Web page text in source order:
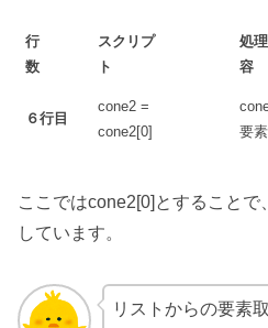
行
数
スクリプ
ト
処
容
６行目
cone2 =
cone2[0]
要
ここではcone2[0]とすること
しています。
リストからの要素